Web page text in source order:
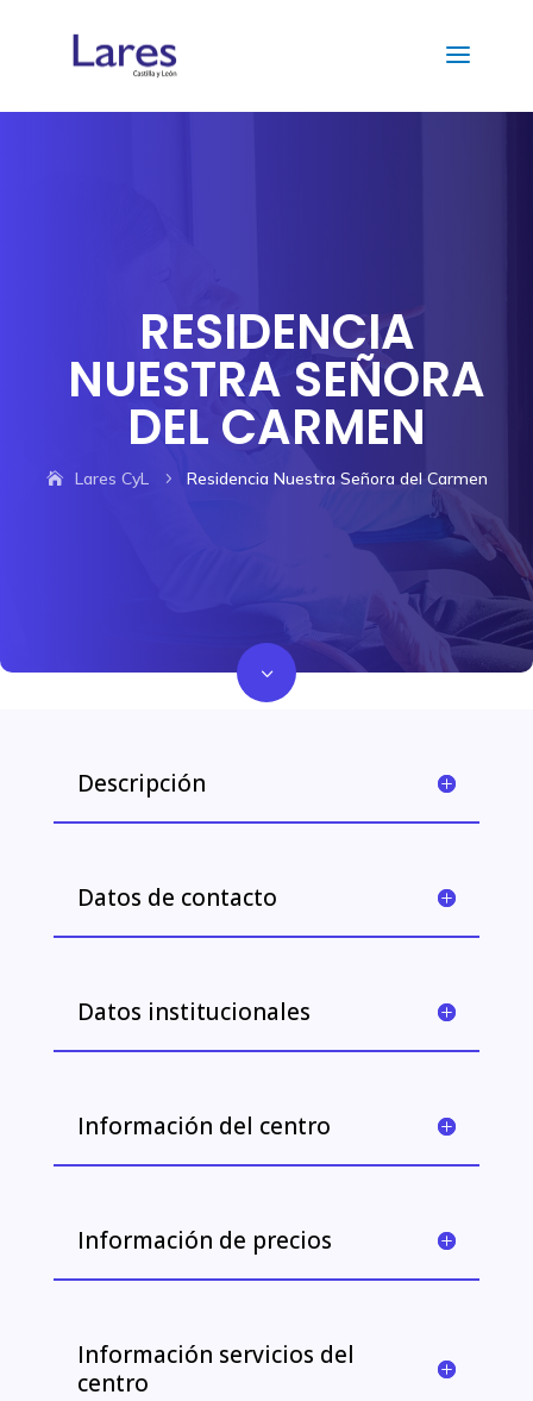
RESIDENCIA
NUESTRA SEÑORA
DEL CARMEN
Lares CyL 5 Residencia Nuestra Señora del Carmen
3
Descripción
Datos de contacto
Datos institucionales
Información del centro
Información de precios
Información servicios del
centro